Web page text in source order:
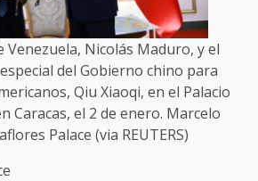
Venezuela, Nicolás Maduro, y el
del Gobierno chino para
Qiu Xiaoqi, en el Palacio
Caracas, el 2 de enero. Marcelo
Palace (via REUTERS)